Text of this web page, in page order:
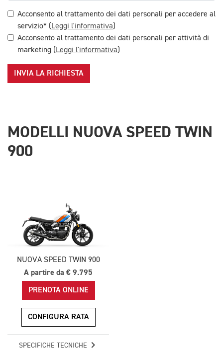
Acconsento al trattamento dei dati personali per accedere al
servizio* (Leggi l'informativa)
Acconsento al trattamento dei dati personali per attività di
marketing (Leggi l'informativa)
INVIA LA RICHIESTA
MODELLI NUOVA SPEED TWIN
900
NUOVA SPEED TWIN 900
A partire da € 9.795
PRENOTA ONLINE
CONFIGURA RATA
SPECIFICHE TECNICHE